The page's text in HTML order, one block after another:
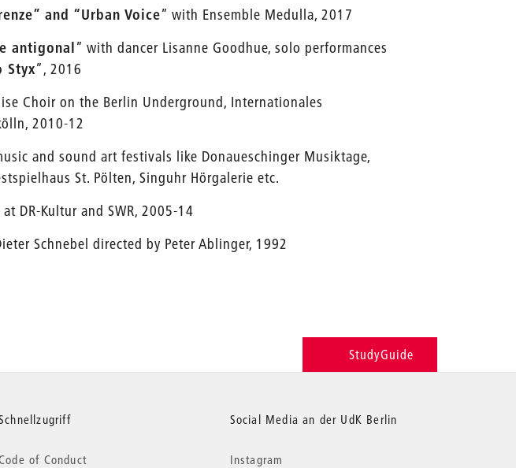
and “Urban Voice” with Ensemble Medulla, 2017
antigonal” with dancer Lisanne Goodhue, solo performances
Styx”, 2016
Choir on the Berlin Underground, Internationales
2010-12
and sound art festivals like Donaueschinger Musiktage,
St. Pölten, Singuhr Hörgalerie etc.
DR-Kultur and SWR, 2005-14
Schnebel directed by Peter Ablinger, 1992
StudyGuide
of Conduct
Social Media an der UdK Berlin
Instagram